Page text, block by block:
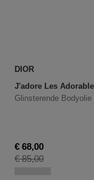
DIOR
J'adore Les
Glinsterende Bodyolie
Kortingsprijs
€ 68,00
Productprijs
€ 85,00